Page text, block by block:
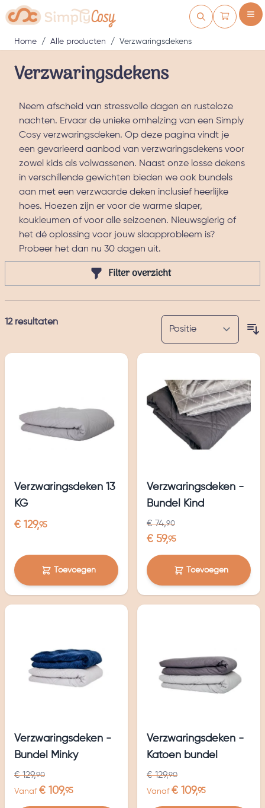
Ga naar de inhoud
Home / Alle producten / Verzwaringsdekens
Verzwaringsdekens
Neem afscheid van stressvolle dagen en rusteloze
nachten. Ervaar de unieke omhelzing van een Simply
Cosy verzwaringsdeken. Op deze pagina vindt je
een gevarieerd aanbod van verzwaringsdekens voor
zowel kids als volwassenen. Naast onze losse dekens
in verschillende gewichten bieden we ook bundels
aan met een verzwaarde deken inclusief heerlijke
hoes. Hoezen zijn er voor de warme slaper,
koukleumen of voor alle seizoenen. Nieuwsgierig of
het dé oplossing voor jouw slaapprobleem is?
Probeer het dan nu 30 dagen uit.
Filter overzicht
12resultaten
Verzwaringsdeken 13
KG
€ 129,95
Toevoegen
Verzwaringsdeken -
Bundel Kind
€ 74,90
€ 59,95
Toevoegen
Verzwaringsdeken -
Bundel Minky
€ 129,90
Vanaf € 109,95
Verzwaringsdeken -
Katoen bundel
€ 129,90
Vanaf € 109,95